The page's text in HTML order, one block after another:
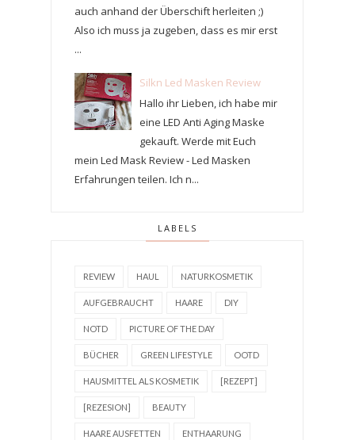
auch anhand der Überschift herleiten ;)
Also ich muss ja zugeben, dass es mir erst
...
Silkn Led Masken Review
Hallo ihr Lieben, ich habe mir
eine LED Anti Aging Maske
gekauft. Werde mit Euch
mein Led Mask Review - Led Masken
Erfahrungen teilen. Ich n...
LABELS
REVIEW HAUL NATURKOSMETIK
AUFGEBRAUCHT HAARE DIY
NOTD PICTURE OF THE DAY
BÜCHER GREEN LIFESTYLE OOTD
HAUSMITTEL ALS KOSMETIK [REZEPT]
[REZESION] BEAUTY
HAARE AUSFETTEN ENTHAARUNG